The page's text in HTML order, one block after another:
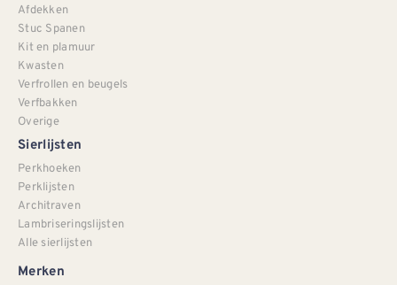
Afdekken
Stuc Spanen
Kit en plamuur
Kwasten
Verfrollen en beugels
Verfbakken
Overige
Sierlijsten
Perkhoeken
Perklijsten
Architraven
Lambriseringslijsten
Alle sierlijsten
Merken